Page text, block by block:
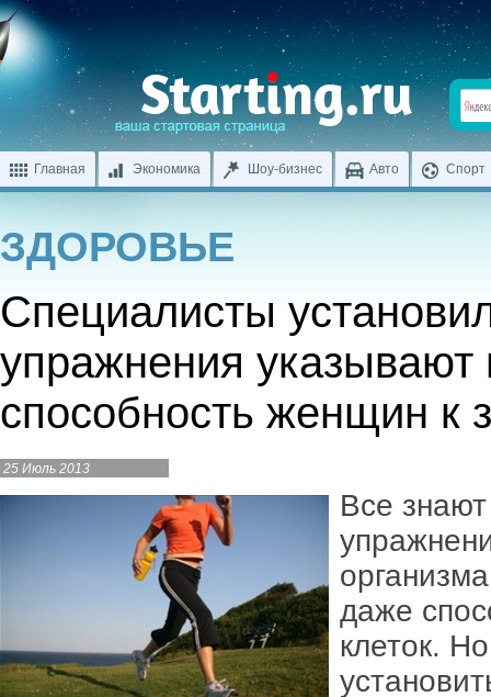
Главная Экономика Шоу-бизнес Авто Спорт
ЗДОРОВЬЕ
Специалисты
упражнения указывают
способность женщин к
25 Июль 2013
Все
даже
клеток.